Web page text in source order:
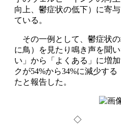
向上、鬱症状の低下）に寄
ている。
その一例として、鬱症状
に鳥）を見たり鳴き声を聞
い」から「よくある」に増
クが54%から34%に減少す
たと報告した。
◇